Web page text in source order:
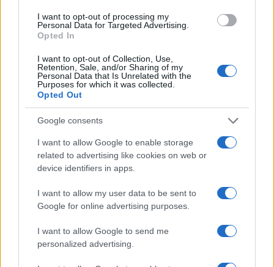
I want to opt-out of processing my
Personal Data for Targeted Advertising.
Opted In
I want to opt-out of Collection, Use,
Retention, Sale, and/or Sharing of my
Personal Data that Is Unrelated with the
Purposes for which it was collected.
Opted Out
Google consents
I want to allow Google to enable storage
related to advertising like cookies on web or
device identifiers in apps.
I want to allow my user data to be sent to
Google for online advertising purposes.
I want to allow Google to send me
personalized advertising.